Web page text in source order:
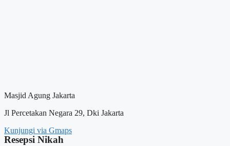
Masjid Agung Jakarta
Jl Percetakan Negara 29, Dki Jakarta
Kunjungi via Gmaps
Resepsi Nikah